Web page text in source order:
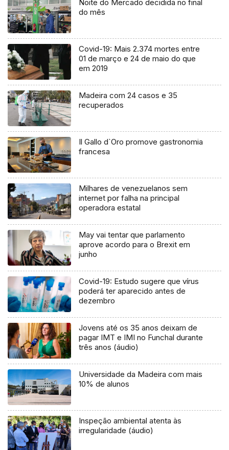
Noite do Mercado decidida no final
do mês
Covid-19: Mais 2.374 mortes entre
01 de março e 24 de maio do que
em 2019
Madeira com 24 casos e 35
recuperados
Il Gallo d`Oro promove gastronomia
francesa
Milhares de venezuelanos sem
internet por falha na principal
operadora estatal
May vai tentar que parlamento
aprove acordo para o Brexit em
junho
Covid-19: Estudo sugere que vírus
poderá ter aparecido antes de
dezembro
Jovens até os 35 anos deixam de
pagar IMT e IMI no Funchal durante
três anos (áudio)
Universidade da Madeira com mais
10% de alunos
Inspeção ambiental atenta às
irregularidade (áudio)